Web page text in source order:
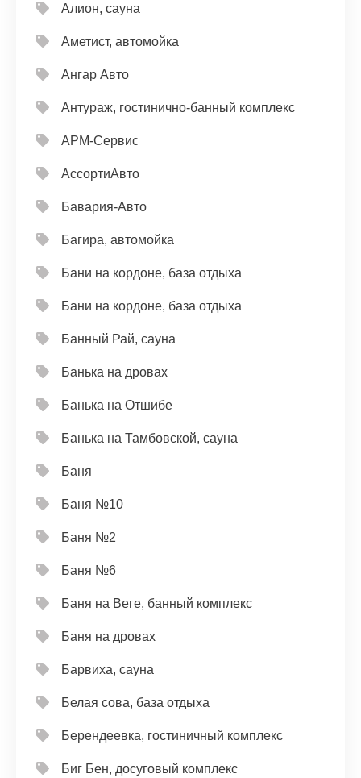
Алион, сауна
Аметист, автомойка
Ангар Авто
Антураж, гостинично-банный комплекс
АРМ-Сервис
АссортиАвто
Бавария-Авто
Багира, автомойка
Бани на кордоне, база отдыха
Бани на кордоне, база отдыха
Банный Рай, сауна
Банька на дровах
Банька на Отшибе
Банька на Тамбовской, сауна
Баня
Баня №10
Баня №2
Баня №6
Баня на Веге, банный комплекс
Баня на дровах
Барвиха, сауна
Белая сова, база отдыха
Берендеевка, гостиничный комплекс
Биг Бен, досуговый комплекс